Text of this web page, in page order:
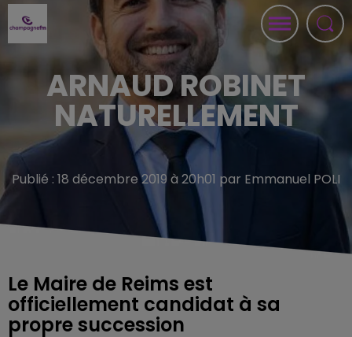
ARNAUD ROBINET
NATURELLEMENT
Publié : 18 décembre 2019 à 20h01 par Emmanuel POLI
Le Maire de Reims est
officiellement candidat à sa
propre succession